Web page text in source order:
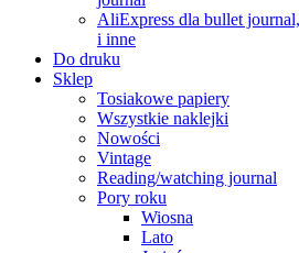
AliExpress dla bullet
i inne
Do druku
Sklep
Tosiakowe papiery
Wszystkie naklejki
Nowości
Vintage
Reading/watching journal
Pory roku
Wiosna
Lato